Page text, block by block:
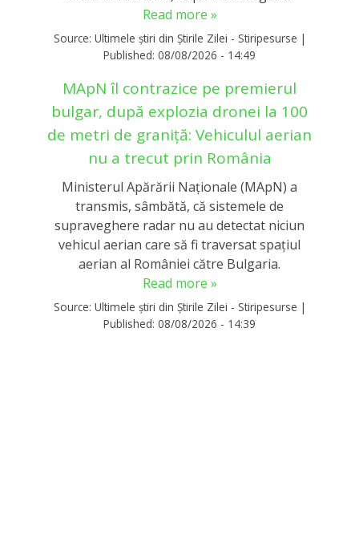
Read more »
Source: Ultimele știri din Știrile Zilei - Stiripesurse |
Published: 08/08/2026 - 14:49
MApN îl contrazice pe premierul
bulgar, după explozia dronei la 100
de metri de graniță: Vehiculul aerian
nu a trecut prin România
Ministerul Apărării Naționale (MApN) a
transmis, sâmbătă, că sistemele de
supraveghere radar nu au detectat niciun
vehicul aerian care să fi traversat spațiul
aerian al României către Bulgaria.
Read more »
Source: Ultimele știri din Știrile Zilei - Stiripesurse |
Published: 08/08/2026 - 14:39